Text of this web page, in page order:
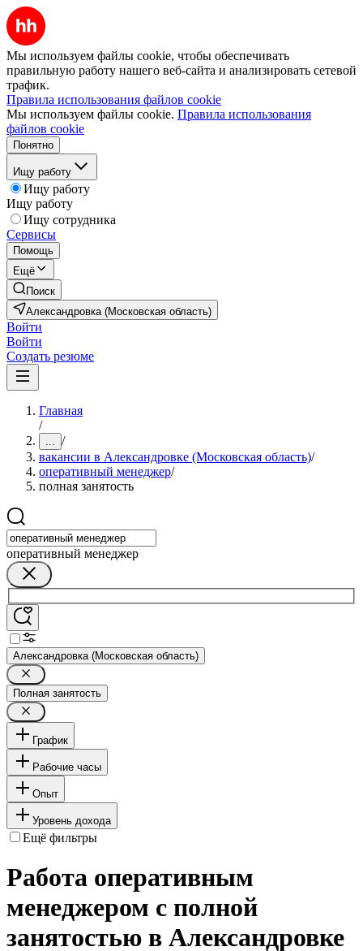
Мы используем файлы cookie, чтобы обеспечивать
правильную работу нашего веб-сайта и анализировать сетевой
трафик.
Правила использования файлов cookie
Мы используем файлы cookie. Правила использования
файлов cookie
Понятно
Ищу работу
Ищу работу
Ищу работу
Ищу сотрудника
Сервисы
Помощь
Ещё
Поиск
Александровка (Московская область)
Войти
Войти
Создать резюме
Главная
/
... /
вакансии в Александровке (Московская область)/
оперативный менеджер/
полная занятость
оперативный менеджер
Александровка (Московская область)
Полная занятость
График
Рабочие часы
Опыт
Уровень дохода
Ещё фильтры
Работа оперативным
менеджером с полной
занятостью в Александровке